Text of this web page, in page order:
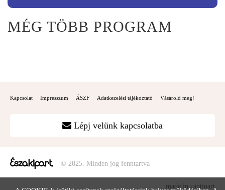
MÉG TÖBB PROGRAM
Kapcsolat Impresszum ÁSZF Adatkezelési tájékoztató Vásárold meg!
Lépj velünk kapcsolatba
© 2025. Minden jog fenntartva
made in cantinart